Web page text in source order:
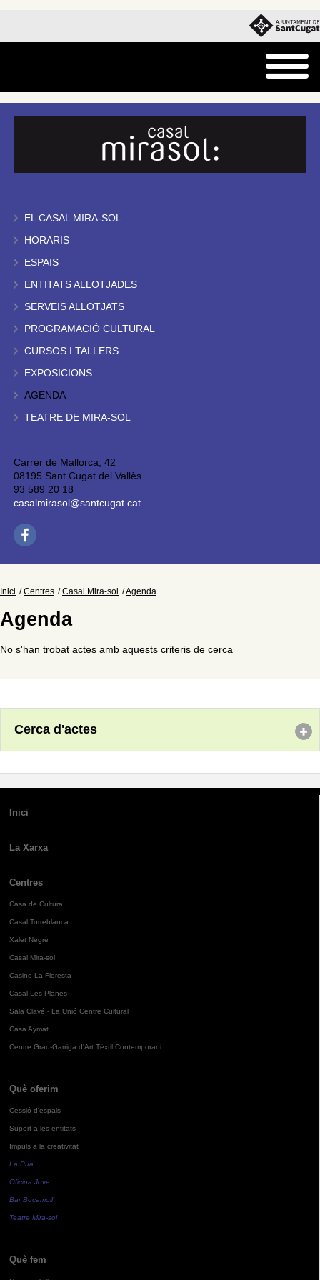
EL CASAL MIRA-SOL
HORARIS
ESPAIS
ENTITATS ALLOTJADES
SERVEIS ALLOTJATS
PROGRAMACIÓ CULTURAL
CURSOS I TALLERS
EXPOSICIONS
AGENDA
TEATRE DE MIRA-SOL
Carrer de Mallorca, 42
08195 Sant Cugat del Vallès
93 589 20 18
casalmirasol@santcugat.cat
Inici Centres Casal Mira-sol Agenda
Agenda
No s'han trobat actes amb aquests criteris de cerca
Cerca d'actes
Inici
La Xarxa
Centres
Casa de Cultura
Casal Torreblanca
Xalet Negre
Casal Mira-sol
Casino La Floresta
Casal Les Planes
Sala Clavé - La Unió Centre Cultural
Casa Aymat
Centre Grau-Garriga d'Art Tèxtil Contemporani
Què oferim
Cessió d'espais
Suport a les entitats
Impuls a la creativitat
La Pua
Oficina Jove
Bar Bocamoll
Teatre Mira-sol
Què fem